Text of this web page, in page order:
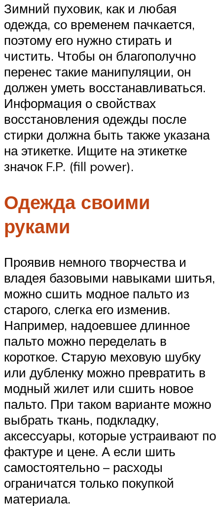
Зимний пуховик, как и любая
одежда, со временем пачкается,
поэтому его нужно стирать и
чистить. Чтобы он благополучно
перенес такие манипуляции, он
должен уметь восстанавливаться.
Информация о свойствах
восстановления одежды после
стирки должна быть также указана
на этикетке. Ищите на этикетке
значок F.P. (fill power).
Одежда своими
руками
Проявив немного творчества и
владея базовыми навыками шитья,
можно сшить модное пальто из
старого, слегка его изменив.
Например, надоевшее длинное
пальто можно переделать в
короткое. Старую меховую шубку
или дубленку можно превратить в
модный жилет или сшить новое
пальто. При таком варианте можно
выбрать ткань, подкладку,
аксессуары, которые устраивают по
фактуре и цене. А если шить
самостоятельно – расходы
ограничатся только покупкой
материала.